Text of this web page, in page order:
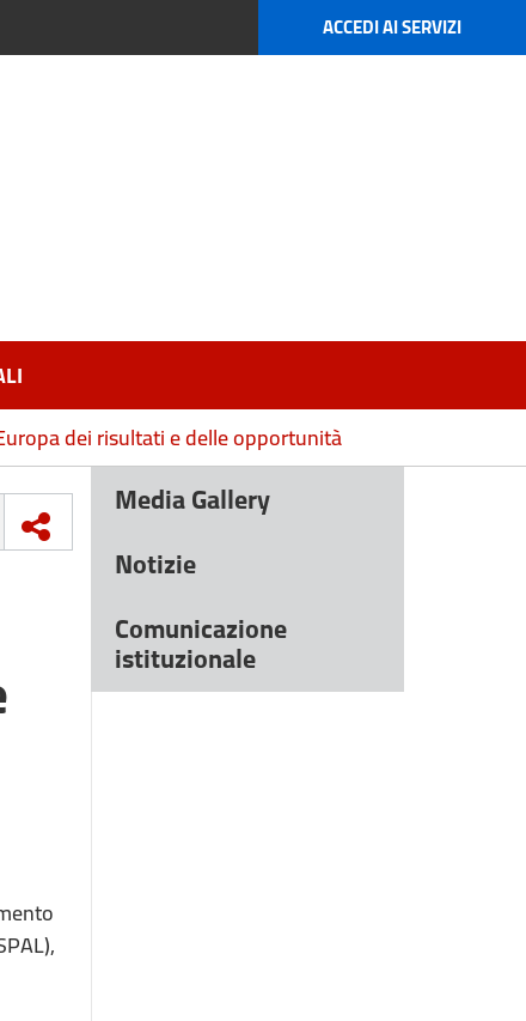
ACCEDI AI SERVIZI
dei risultati e delle opportunità
Media Gallery
Notizie
Comunicazione
istituzionale